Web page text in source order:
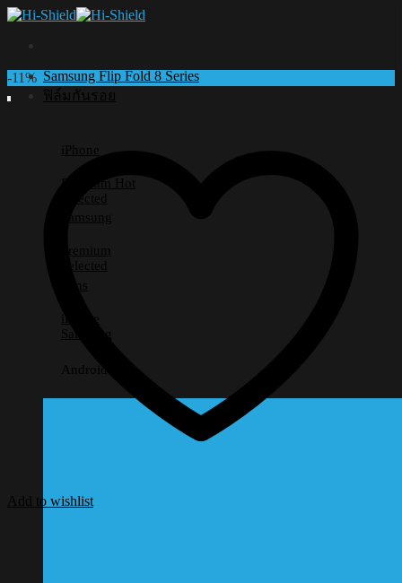
Skip
Samsung Flip Fold 8 Series
ฟิล์มกันรอย
iPhone
Premium
Selected
Samsung
Premium
Selected
Lens
iPhone
Samsung
Android อื่นๆ
-11%
Add to wishlist